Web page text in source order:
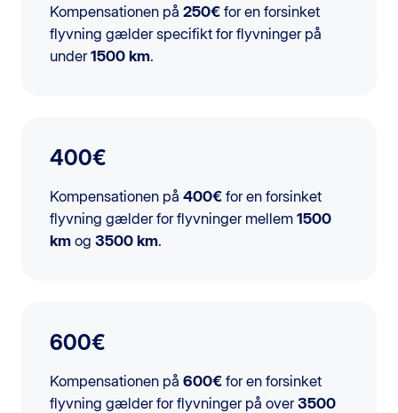
Kompensationen på 250€ for en forsinket
flyvning gælder specifikt for flyvninger på
under1500 km.
400€
Kompensationen på 400€ for en forsinket
flyvning gælder for flyvninger mellem 1500
km og 3500 km.
600€
Kompensationen på 600€ for en forsinket
flyvning gælder for flyvninger på over3500